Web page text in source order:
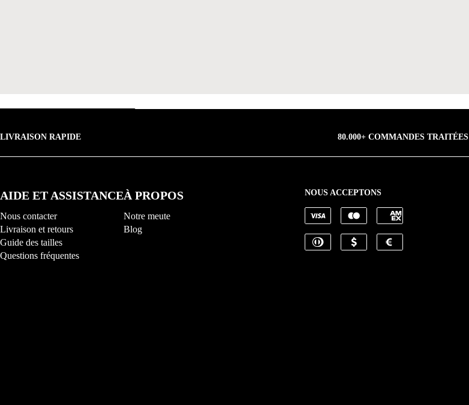
LIVRAISON RAPIDE 80.000+ COMMANDES TRAITÉES
AIDE ET ASSISTANCE
Nous contacter
Livraison et retours
Guide des tailles
Questions fréquentes
À PROPOS
Notre meute
Blog
NOUS ACCEPTONS